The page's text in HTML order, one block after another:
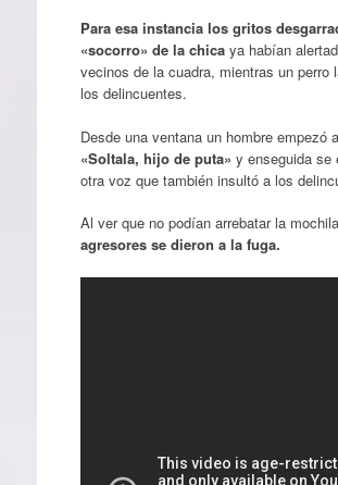
Para esa instancia los gritos
«socorro» de la chicaya habían
vecinos de la cuadra, mientras un perro
los delincuentes.
Desde una ventana un hombre empezó
«Soltala, hijo de puta» y enseguida se
otra voz que también insultó a los
Al ver que no podían arrebatar la mochila
agresores se dieron a la fuga.